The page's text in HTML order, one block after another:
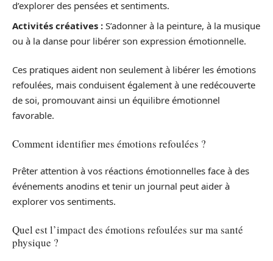
d’explorer des pensées et sentiments.
Activités créatives : S’adonner à la peinture, à la musique
ou à la danse pour libérer son expression émotionnelle.
Ces pratiques aident non seulement à libérer les émotions
refoulées, mais conduisent également à une redécouverte
de soi, promouvant ainsi un équilibre émotionnel
favorable.
Comment identifier mes émotions refoulées ?
Prêter attention à vos réactions émotionnelles face à des
événements anodins et tenir un journal peut aider à
explorer vos sentiments.
Quel est l’impact des émotions refoulées sur ma santé
physique ?